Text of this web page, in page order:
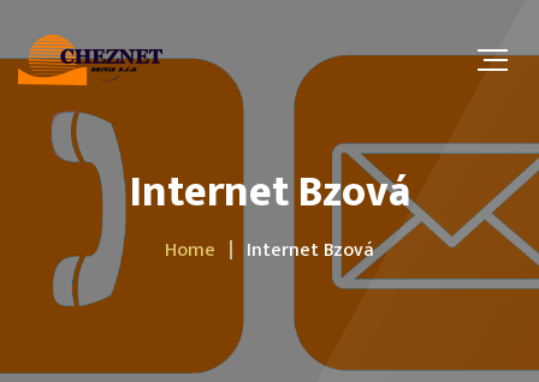
Internet Bzová
Home Internet Bzová